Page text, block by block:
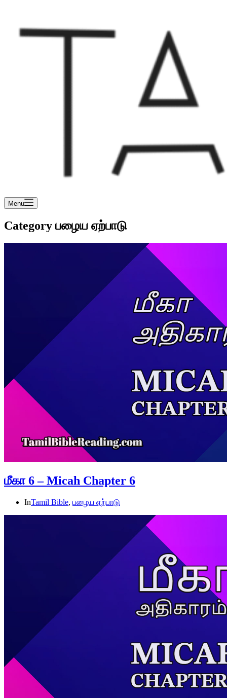
Menu
Category பழைய ஏற்பாடு
மீகா 6 – Micah Chapter 6
InTamil Bible, பழைய ஏற்பாடு